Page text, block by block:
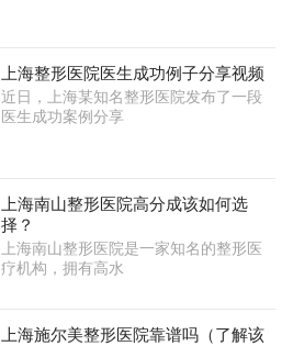
上海整形医院医生成功例子分享视频
近日，上海某知名整形医院发布了一段
医生成功案例分享
上海南山整形医院高分成该如何选
择？
上海南山整形医院是一家知名的整形医
疗机构，拥有高水
上海施尔美整形医院靠谱吗（了解该